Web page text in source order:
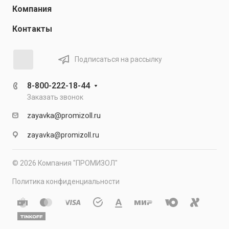
Компания
Контакты
Подписаться на рассылку
8-800-222-18-44
Заказать звонок
zayavka@promizoll.ru
zayavka@promizoll.ru
© 2026 Компания "ПРОМИЗОЛ"
Политика конфиденциальности